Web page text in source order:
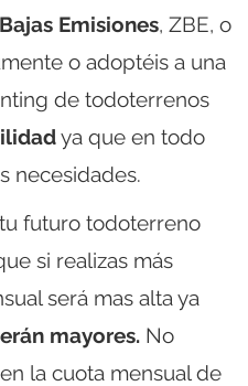
Emisiones, ZBE, o
o adoptéis a una
de todoterrenos
ya que en todo
necesidades.
futuro todoterreno
si realizas más
será mas alta ya
mayores. No
la cuota mensual de